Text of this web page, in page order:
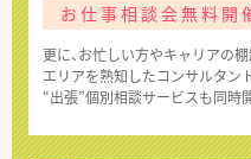
お仕事相談会無料開
更に、お忙しい方やキャリアの
エリアを熟知したコンサルタン
“出張”個別相談サービスも同時